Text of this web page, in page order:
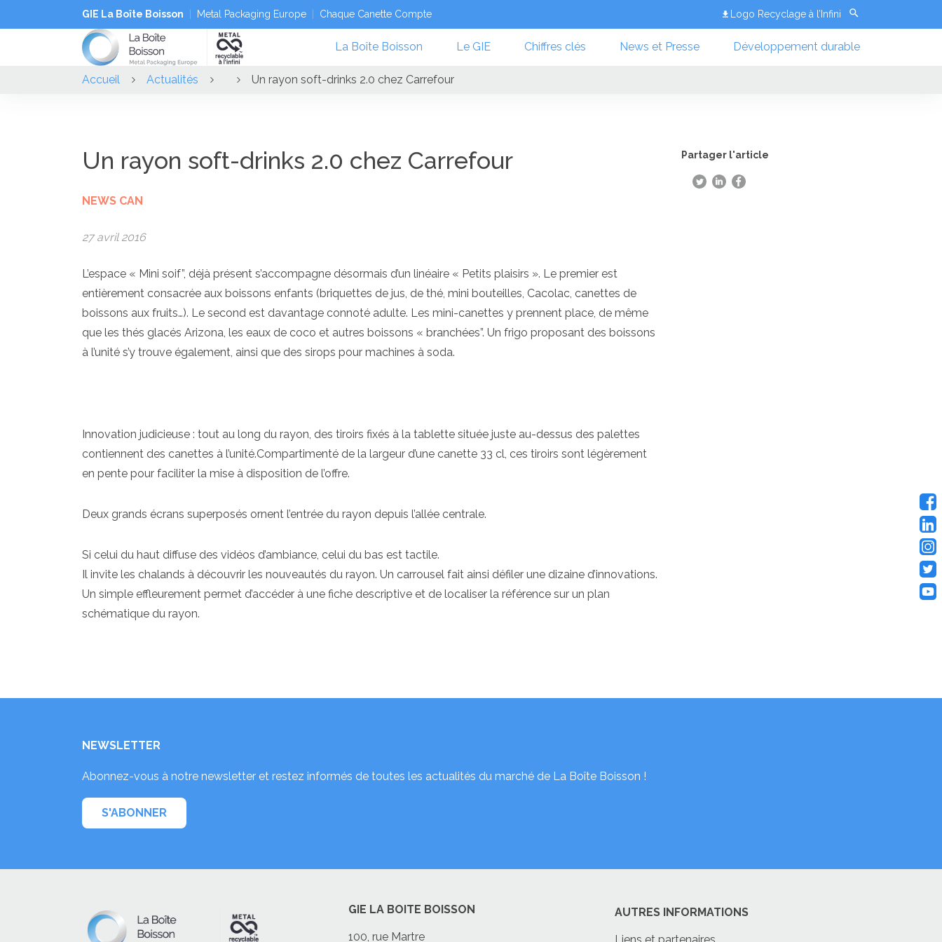
GIE La Boîte Boisson Metal Packaging Europe Chaque Canette Compte Logo Recyclage à l’Infini
La Boîte Boisson Le GIE Chiffres clés News et Presse Développement durable
Accueil Actualités Un rayon soft-drinks 2.0 chez Carrefour
Un rayon soft-drinks 2.0 chez Carrefour
NEWS CAN
27 avril 2016
L’espace « Mini soif”, déjà présent s’accompagne désormais d’un linéaire « Petits plaisirs ». Le premier est
entièrement consacrée aux boissons enfants (briquettes de jus, de thé, mini bouteilles, Cacolac, canettes de
boissons aux fruits…). Le second est davantage connoté adulte. Les mini-canettes y prennent place, de même
que les thés glacés Arizona, les eaux de coco et autres boissons « branchées”. Un frigo proposant des boissons
à l’unité s’y trouve également, ainsi que des sirops pour machines à soda.
Innovation judicieuse : tout au long du rayon, des tiroirs fixés à la tablette située juste au-dessus des palettes
contiennent des canettes à l’unité.Compartimenté de la largeur d’une canette 33 cl, ces tiroirs sont légèrement
en pente pour faciliter la mise à disposition de l’offre.
Deux grands écrans superposés ornent l’entrée du rayon depuis l’allée centrale.
Si celui du haut diffuse des vidéos d’ambiance, celui du bas est tactile.
Il invite les chalands à découvrir les nouveautés du rayon. Un carrousel fait ainsi défiler une dizaine d’innovations.
Un simple effleurement permet d’accéder à une fiche descriptive et de localiser la référence sur un plan
schématique du rayon.
Partager l'article
NEWSLETTER
Abonnez-vous à notre newsletter et restez informés de toutes les actualités du marché de La Boîte Boisson !
S'ABONNER
GIE LA BOITE BOISSON
100, rue Martre
AUTRES INFORMATIONS